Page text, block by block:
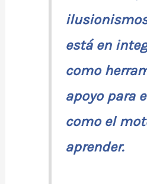
está en
como
apoyo para
como el
aprender.